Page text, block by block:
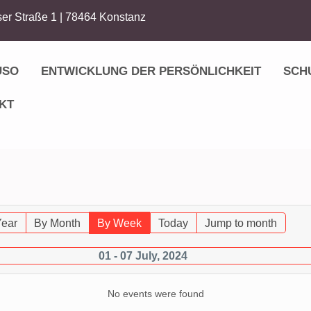
Straße 1 | 78464 Konstanz
ENTWICKLUNG DER PERSÖNLICHKEIT
By Month By Week Today Jump to month
01 - 07 July, 2024
No events were found